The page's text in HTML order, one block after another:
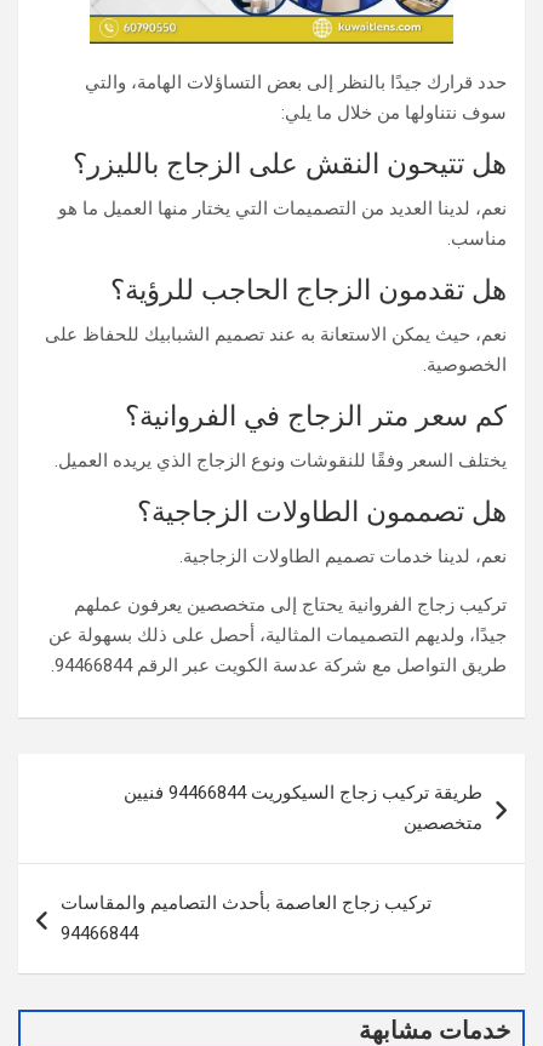
حدد قرارك جيدًا بالنظر إلى بعض التساؤلات الهامة، والتي
سوف نتناولها من خلال ما يلي:
هل تتيحون النقش على الزجاج بالليزر؟
نعم، لدينا العديد من التصميمات التي يختار منها العميل ما هو
مناسب.
هل تقدمون الزجاج الحاجب للرؤية؟
نعم، حيث يمكن الاستعانة به عند تصميم الشبابيك للحفاظ على
الخصوصية.
كم سعر متر الزجاج في الفروانية؟
يختلف السعر وفقًا للنقوشات ونوع الزجاج الذي يريده العميل.
هل تصممون الطاولات الزجاجية؟
نعم، لدينا خدمات تصميم الطاولات الزجاجية.
تركيب زجاج الفروانية​ يحتاج إلى متخصصين يعرفون عملهم
جيدًا، ولديهم التصميمات المثالية، أحصل على ذلك بسهولة عن
طريق التواصل مع شركة عدسة الكويت عبر الرقم 94466844.
المقالات
طريقة تركيب زجاج السيكوريت ​94466844 فنيين
متخصصين
تركيب زجاج العاصمة بأحدث التصاميم والمقاسات
94466844
خدمات مشابهة